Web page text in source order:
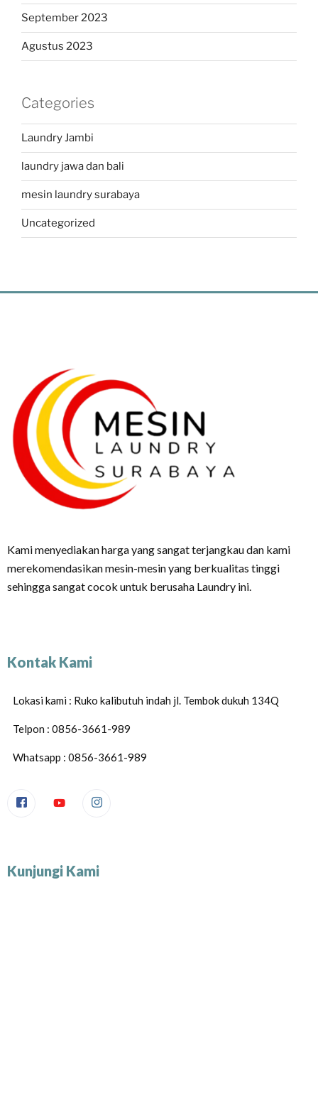
September 2023
Agustus 2023
Categories
Laundry Jambi
laundry jawa dan bali
mesin laundry surabaya
Uncategorized
Kami menyediakan harga yang sangat terjangkau dan kami
merekomendasikan mesin-mesin yang berkualitas tinggi
sehingga sangat cocok untuk berusaha Laundry ini.
Kontak Kami
Lokasi kami : Ruko kalibutuh indah jl. Tembok dukuh 134Q
Telpon : 0856-3661-989
Whatsapp : 0856-3661-989
Kunjungi Kami